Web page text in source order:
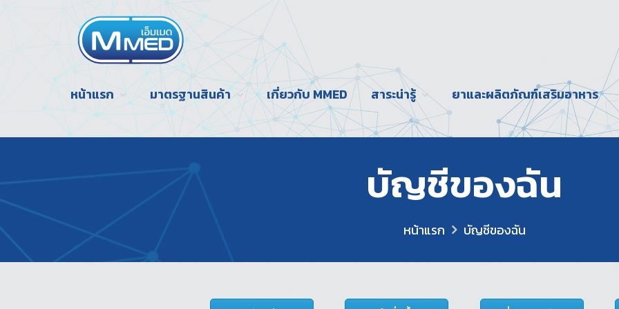
หน้าแรก มาตรฐานสินค้า เกี่ยวกับ MMED สาระน่ารู้ ยาและผลิตภัณฑ์เสริมอาหาร
บัญชีของฉัน
หน้าแรก บัญชีของฉัน